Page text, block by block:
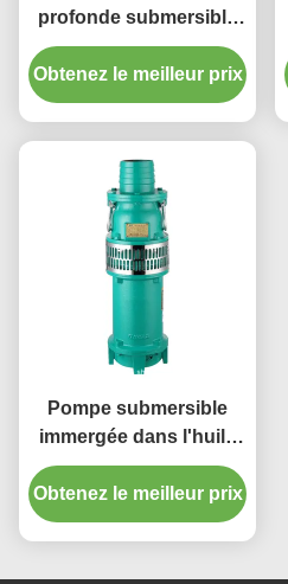
profonde submersible
inoxydable d'acier
inoxydable de la pompe
50GPM-500GPM de QY
Obtenez le meilleur prix
Pompe submersible
immergée dans l'huile
submersible verte de la
pompe à eau d'égout de
QY solides solubles
Obtenez le meilleur prix